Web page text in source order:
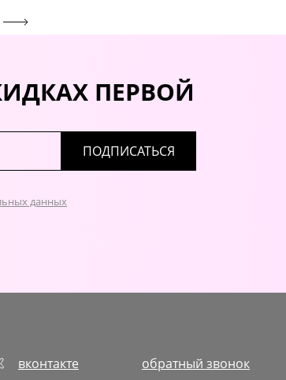
ПЕРВОЙ
ПОДПИСАТЬСЯ
данных
вконтакте обратный звонок